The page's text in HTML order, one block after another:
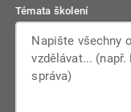
Témata školení